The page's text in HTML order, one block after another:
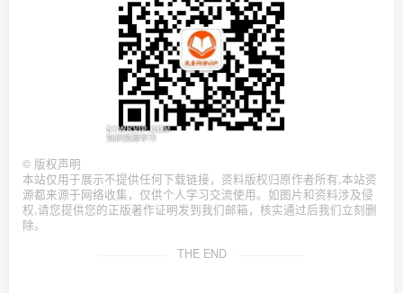
© 版权声明
本站仅用于展示不提供任何下载链接，资料版权归原作者所有,本站资
源都来源于网络收集，仅供个人学习交流使用。如图片和资料涉及侵
权,请您提供您的正版著作证明发到我们邮箱，核实通过后我们立刻删
除。
THE END